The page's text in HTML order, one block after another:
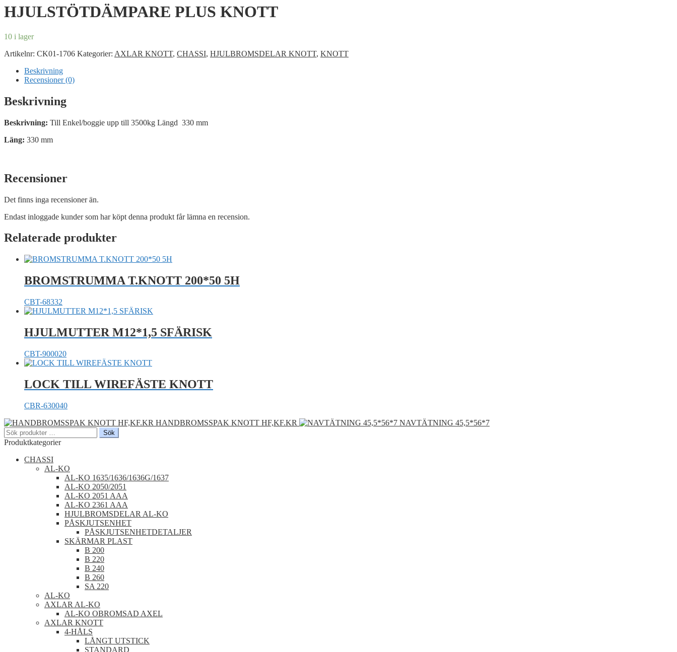
HJULSTÖTDÄMPARE PLUS KNOTT
10 i lager
Artikelnr: CK01-1706 Kategorier: AXLAR KNOTT, CHASSI, HJULBROMSDELAR KNOTT, KNOTT
Beskrivning
Recensioner (0)
Beskrivning
Beskrivning: Till Enkel/boggie upp till 3500kg Längd 330 mm
Läng: 330 mm
Recensioner
Det finns inga recensioner än.
Endast inloggade kunder som har köpt denna produkt får lämna en recension.
Relaterade produkter
BROMSTRUMMA T.KNOTT 200*50 5H
CBT-68332
HJULMUTTER M12*1,5 SFÄRISK
CBT-900020
LOCK TILL WIREFÄSTE KNOTT
CBR-630040
HANDBROMSSPAK KNOTT HF,KF.KR
NAVTÄTNING 45,5*56*7
Sök
efter:
Sök
Produktkategorier
CHASSI
AL-KO
AL-KO 1635/1636/1636G/1637
AL-KO 2050/2051
AL-KO 2051 AAA
AL-KO 2361 AAA
HJULBROMSDELAR AL-KO
PÅSKJUTSENHET
PÅSKJUTSENHETDETALJER
SKÄRMAR PLAST
B 200
B 220
B 240
B 260
SA 220
AL-KO
AXLAR AL-KO
AL-KO OBROMSAD AXEL
AXLAR KNOTT
4-HÅLS
LÅNGT UTSTICK
STANDARD